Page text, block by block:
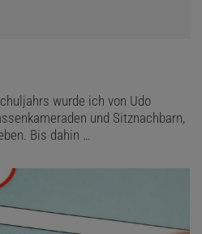
wurde ich von Udo
und Sitznachbarn,
Bis dahin …